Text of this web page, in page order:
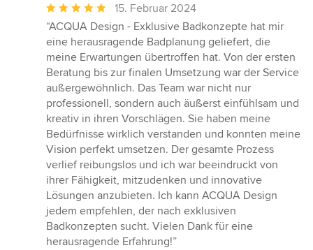
Durchschnittliche
Bewertung:
5
von
5
Sternen
15. Februar 2024
“ACQUA Design - Exklusive Badkonzepte hat mir
eine herausragende Badplanung geliefert, die
meine Erwartungen übertroffen hat. Von der ersten
Beratung bis zur finalen Umsetzung war der Service
außergewöhnlich. Das Team war nicht nur
professionell, sondern auch äußerst einfühlsam und
kreativ in ihren Vorschlägen. Sie haben meine
Bedürfnisse wirklich verstanden und konnten meine
Vision perfekt umsetzen. Der gesamte Prozess
verlief reibungslos und ich war beeindruckt von
ihrer Fähigkeit, mitzudenken und innovative
Lösungen anzubieten. Ich kann ACQUA Design
jedem empfehlen, der nach exklusiven
Badkonzepten sucht. Vielen Dank für eine
herausragende Erfahrung!”